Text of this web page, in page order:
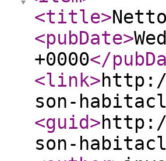
<title>
<pubDate>
+0000</
<link>
son-
<guid>
son-